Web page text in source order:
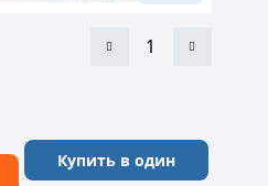
Купить в один